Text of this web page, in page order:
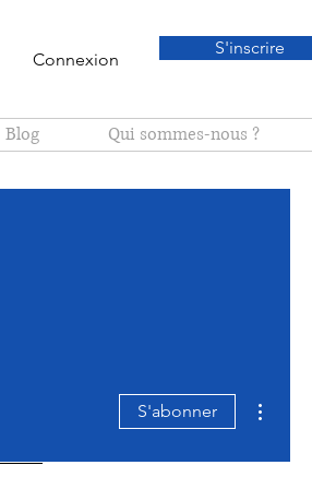
Connexion
S'inscrire
Blog Qui sommes-nous ?
S'abonner